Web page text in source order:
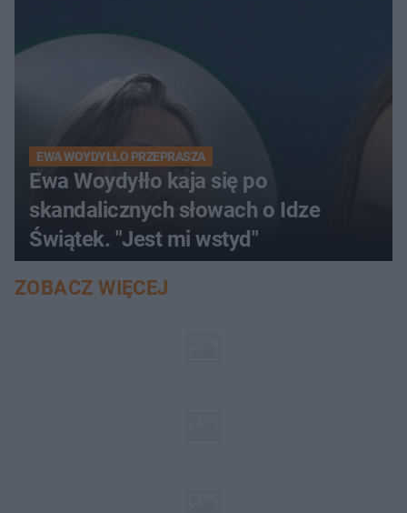
EWA WOYDYŁŁO PRZEPRASZA
Ewa Woydyłło kaja się po
skandalicznych słowach o Idze
Świątek. "Jest mi wstyd"
ZOBACZ WIĘCEJ